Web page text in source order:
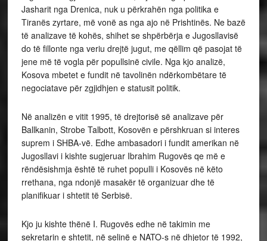
Jasharit nga Drenica, nuk u përkrahën nga politika e
Tiranës zyrtare, më vonë as nga ajo në Prishtinës. Ne bazë
të analizave të kohës, shihet se shpërbërja e Jugosllavisë
do të fillonte nga veriu drejtë jugut, me qëllim që pasojat të
jene më të vogla për popullsinë civile. Nga kjo analizë,
Kosova mbetet e fundit në tavolinën ndërkombëtare të
negociatave për zgjidhjen e statusit politik.
Në analizën e vitit 1995, të drejtorisë së analizave për
Ballkanin, Strobe Talbott, Kosovën e përshkruan si interes
suprem i SHBA-vë. Edhe ambasadori i fundit amerikan në
Jugosllavi i kishte sugjeruar Ibrahim Rugovës qe më e
rëndësishmja është të ruhet populli i Kosovës në këto
rrethana, nga ndonjë masakër të organizuar dhe të
planifikuar i shtetit të Serbisë.
Kjo ju kishte thënë I. Rugovës edhe në takimin me
sekretarin e shtetit, në selinë e NATO-s në dhjetor të 1992,